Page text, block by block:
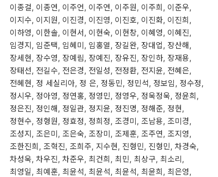
이종걸, 이종연, 이주언, 이주연, 이주원, 이주희 , 이준우,
이지수, 이지원, 이진경, 이진영, 이진호, 이진화, 이진희 ,
이하영, 이한솔, 이현서 , 이현숙, 이현창, 이혜영, 이혜진,
임경지 , 임준택, 임혜미 , 임홍열, 장길완, 장대업 , 장산해 ,
장세현, 장수영, 장예림, 장예진, 장유진, 장인하, 장재용,
장태선, 전길수, 전은경, 전일성, 전정환, 전지윤, 전혜은,
전혜현, 정 세실리아, 정 은, 정동민, 정민석, 정보임, 정수정,
정시우, 정아영, 정연홍, 정영민, 정영우, 정욱정욱, 정윤희 ,
정은진, 정인해 , 정일관, 정지윤, 정진명, 정해준, 정현,
정현수, 정형원, 정효정, 정희정, 조경미 , 조남용, 조미경,
조성지 , 조은미 , 조은숙, 조장미 , 조제훈, 조주연, 조지영,
조한진희 , 조혁진, 조희주, 지수현, 진형민, 진형민, 차경숙,
차성욱, 차우진, 차준우, 최건희 , 최민, 최상구, 최소리 ,
최영일, 최예훈, 최윤석, 최윤석, 최윤석, 최윤희 , 최은영,